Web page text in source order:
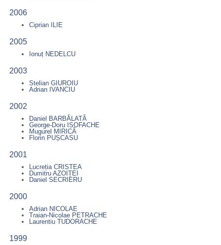
2006
Ciprian ILIE
2005
Ionuț NEDELCU
2003
Stelian GIUROIU
Adrian IVANCIU
2002
Daniel BARBĂLATĂ
George-Doru ISOFACHE
Mugurel MIRICĂ
Florin PUȘCASU
2001
Lucreția CRISTEA
Dumitru AZOIȚEI
Daniel SECRIERU
2000
Adrian NICOLAE
Traian-Nicolae PETRACHE
Laurentiu TUDORACHE
1999